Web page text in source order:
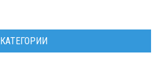
КАТЕГОРИИ